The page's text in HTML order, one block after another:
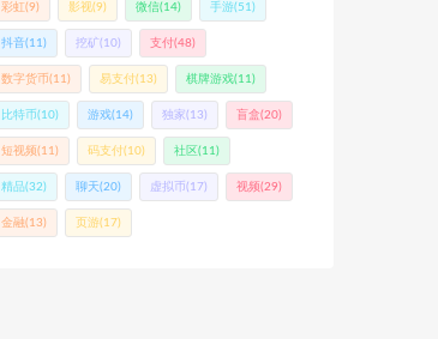
彩虹(9) 影视(9) 微信(14) 手游(51)
抖音(11) 挖矿(10) 支付(48)
数字货币(11) 易支付(13) 棋牌游戏(11)
比特币(10) 游戏(14) 独家(13) 盲盒(20)
短视频(11) 码支付(10) 社区(11)
精品(32) 聊天(20) 虚拟币(17) 视频(29)
金融(13) 页游(17)